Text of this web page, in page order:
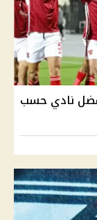
نادي حسب